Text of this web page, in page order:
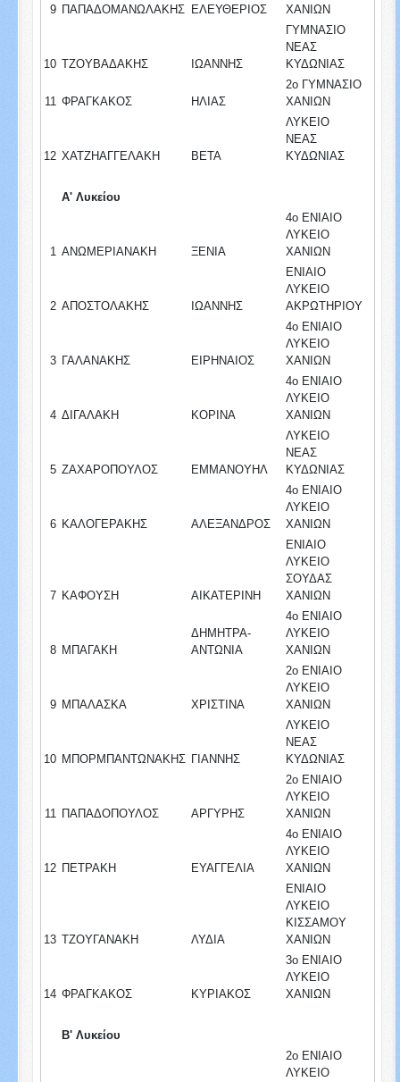
9 ΠΑΠΑΔΟΜΑΝΩΛΑΚΗΣ ΕΛΕΥΘΕΡΙΟΣ ΧΑΝΙΩΝ
10 ΤΖΟΥΒΑΔΑΚΗΣ ΙΩΑΝΝΗΣ
ΓΥΜΝΑΣΙΟ
ΝΕΑΣ
ΚΥΔΩΝΙΑΣ
11 ΦΡΑΓΚΑΚΟΣ ΗΛΙΑΣ
2ο ΓΥΜΝΑΣΙΟ
ΧΑΝΙΩΝ
12 ΧΑΤΖΗΑΓΓΕΛΑΚΗ ΒΕΤΑ
ΛΥΚΕΙΟ
ΝΕΑΣ
ΚΥΔΩΝΙΑΣ
Α' Λυκείου
1 ΑΝΩΜΕΡΙΑΝΑΚΗ ΞΕΝΙΑ
4ο ΕΝΙΑΙΟ
ΛΥΚΕΙΟ
ΧΑΝΙΩΝ
2 ΑΠΟΣΤΟΛΑΚΗΣ ΙΩΑΝΝΗΣ
ΕΝΙΑΙΟ
ΛΥΚΕΙΟ
ΑΚΡΩΤΗΡΙΟΥ
3 ΓΑΛΑΝΑΚΗΣ ΕΙΡΗΝΑΙΟΣ
4ο ΕΝΙΑΙΟ
ΛΥΚΕΙΟ
ΧΑΝΙΩΝ
4 ΔΙΓΑΛΑΚΗ ΚΟΡΙΝΑ
4ο ΕΝΙΑΙΟ
ΛΥΚΕΙΟ
ΧΑΝΙΩΝ
5 ΖΑΧΑΡΟΠΟΥΛΟΣ ΕΜΜΑΝΟΥΗΛ
ΛΥΚΕΙΟ
ΝΕΑΣ
ΚΥΔΩΝΙΑΣ
6 ΚΑΛΟΓΕΡΑΚΗΣ ΑΛΕΞΑΝΔΡΟΣ
4ο ΕΝΙΑΙΟ
ΛΥΚΕΙΟ
ΧΑΝΙΩΝ
7 ΚΑΦΟΥΣΗ ΑΙΚΑΤΕΡΙΝΗ
ΕΝΙΑΙΟ
ΛΥΚΕΙΟ
ΣΟΥΔΑΣ
ΧΑΝΙΩΝ
8 ΜΠΑΓΑΚΗ
ΔΗΜΗΤΡΑ-
ΑΝΤΩΝΙΑ
4ο ΕΝΙΑΙΟ
ΛΥΚΕΙΟ
ΧΑΝΙΩΝ
9 ΜΠΑΛΑΣΚΑ ΧΡΙΣΤΙΝΑ
2ο ΕΝΙΑΙΟ
ΛΥΚΕΙΟ
ΧΑΝΙΩΝ
10 ΜΠΟΡΜΠΑΝΤΩΝΑΚΗΣ ΓΙΑΝΝΗΣ
ΛΥΚΕΙΟ
ΝΕΑΣ
ΚΥΔΩΝΙΑΣ
11 ΠΑΠΑΔΟΠΟΥΛΟΣ ΑΡΓΥΡΗΣ
2ο ΕΝΙΑΙΟ
ΛΥΚΕΙΟ
ΧΑΝΙΩΝ
12 ΠΕΤΡΑΚΗ ΕΥΑΓΓΕΛΙΑ
4ο ΕΝΙΑΙΟ
ΛΥΚΕΙΟ
ΧΑΝΙΩΝ
13 ΤΖΟΥΓΑΝΑΚΗ ΛΥΔΙΑ
ΕΝΙΑΙΟ
ΛΥΚΕΙΟ
ΚΙΣΣΑΜΟΥ
ΧΑΝΙΩΝ
14 ΦΡΑΓΚΑΚΟΣ ΚΥΡΙΑΚΟΣ
3ο ΕΝΙΑΙΟ
ΛΥΚΕΙΟ
ΧΑΝΙΩΝ
Β' Λυκείου
2ο ΕΝΙΑΙΟ
ΛΥΚΕΙΟ